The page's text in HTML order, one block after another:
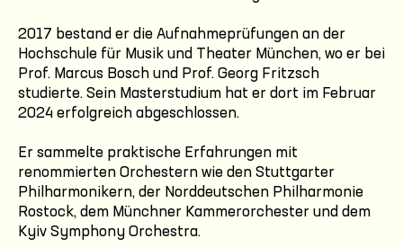
2017 bestand er die Aufnahmeprüfungen an der
Hochschule für Musik und Theater München, wo er bei
Prof. Marcus Bosch und Prof. Georg Fritzsch
studierte. Sein Masterstudium hat er dort im Februar
2024 erfolgreich abgeschlossen.
Er sammelte praktische Erfahrungen mit
renommierten Orchestern wie den Stuttgarter
Philharmonikern, der Norddeutschen Philharmonie
Rostock, dem Münchner Kammerorchester und dem
Kyiv Symphony Orchestra.